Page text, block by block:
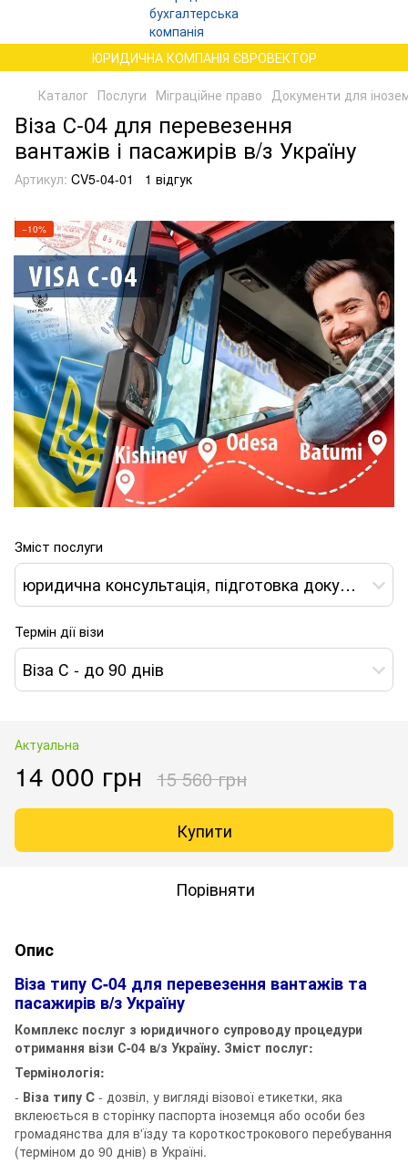
ЮРИДИЧНА КОМПАНІЯ ЄВРОВЕКТОР
Каталог Послуги Міграційне право Документи для
Віза С-04 для перевезення
вантажів і пасажирів в/з Україну
Артикул: CV5-04-01 1 відгук
−10%
Зміст послуги
юридична консультація, підготовка документів і юридичний супровід при отриманні Візи типу С-04 в Україну*
Термін дії візи
Віза С - до 90 днів
Актуальна
14 000 грн 15 560 грн
Купити
Порівняти
Опис
Віза типу C-04 для перевезення вантажів та
пасажирів в/з Україну
Комплекс послуг з юридичного супроводу процедури
отримання візи С-04 в/з Україну. Зміст послуг:
Термінологія:
- Віза типу C - дозвіл, у вигляді візової етикетки, яка
вклеюється в сторінку паспорта іноземця або особи без
громадянства для в'їзду та короткострокового перебування
(терміном до 90 днів) в Україні.